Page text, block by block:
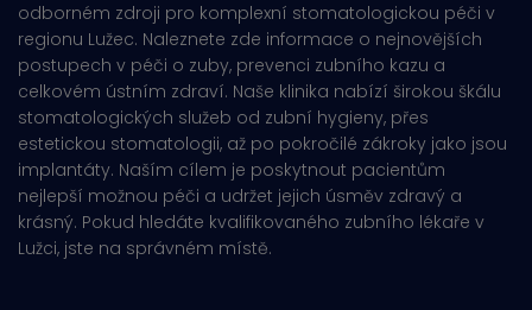
odborném zdroji pro komplexní stomatologickou péči v
regionu Lužec. Naleznete zde informace o nejnovějších
postupech v péči o zuby, prevenci zubního kazu a
celkovém ústním zdraví. Naše klinika nabízí širokou škálu
stomatologických služeb od zubní hygieny, přes
estetickou stomatologii, až po pokročilé zákroky jako jsou
implantáty. Naším cílem je poskytnout pacientům
nejlepší možnou péči a udržet jejich úsměv zdravý a
krásný. Pokud hledáte kvalifikovaného zubního lékaře v
Lužci, jste na správném místě.